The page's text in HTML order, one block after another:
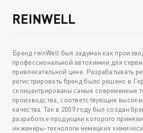
REINWELL
Бренд reinWell был задуман как
профессиональной автохимии для
привлекательной цене. Разрабатывать
регистрировать бренд было решено в
сконцентрированы самые современные
производства, соответствующие
качества. Так в 2009 году был создан
разработке продукции которого
инженеры-технологи немецких